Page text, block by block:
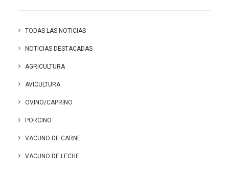
TODAS LAS NOTICIAS
NOTICIAS DESTACADAS
AGRICULTURA
AVICULTURA
OVINO/CAPRINO
PORCINO
VACUNO DE CARNE
VACUNO DE LECHE